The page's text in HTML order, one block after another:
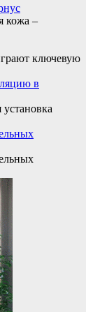
кожа –
ключевую
в
установка